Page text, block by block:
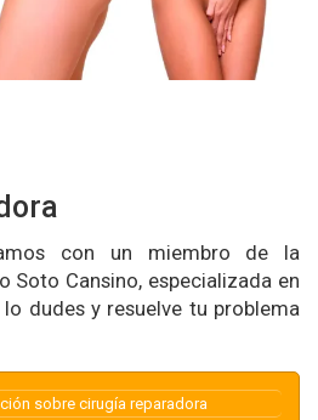
con un miembro de la
Soto Cansino, especializada en
dudes y resuelve tu problema
sobre cirugía reparadora